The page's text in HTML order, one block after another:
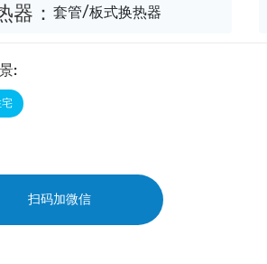
器： 套管/板式换热器
:
扫码加微信